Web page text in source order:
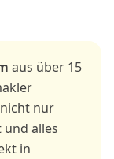
aus über 15
nur
alles
in